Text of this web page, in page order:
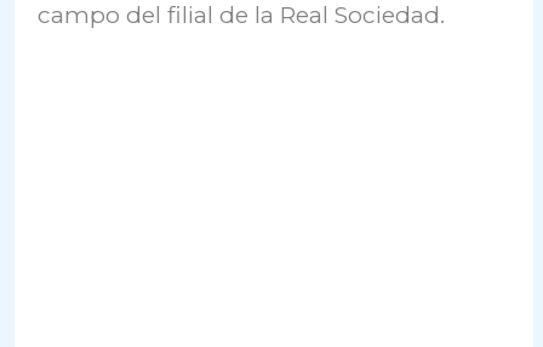
campo del filial de la Real Sociedad.